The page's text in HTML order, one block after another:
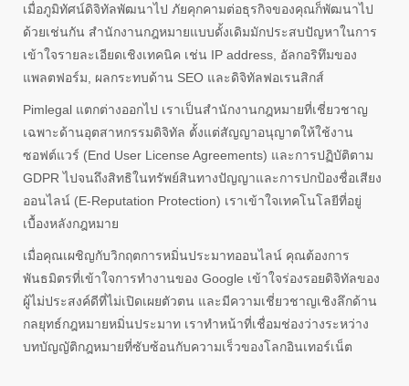
เมื่อภูมิทัศน์ดิจิทัลพัฒนาไป ภัยคุกคามต่อธุรกิจของคุณก็พัฒนาไป
ด้วยเช่นกัน สำนักงานกฎหมายแบบดั้งเดิมมักประสบปัญหาในการ
เข้าใจรายละเอียดเชิงเทคนิค เช่น IP address, อัลกอริทึมของ
แพลตฟอร์ม, ผลกระทบด้าน SEO และดิจิทัลฟอเรนสิกส์
Pimlegal แตกต่างออกไป เราเป็นสำนักงานกฎหมายที่เชี่ยวชาญ
เฉพาะด้านอุตสาหกรรมดิจิทัล ตั้งแต่สัญญาอนุญาตให้ใช้งาน
ซอฟต์แวร์ (End User License Agreements) และการปฏิบัติตาม
GDPR ไปจนถึงสิทธิในทรัพย์สินทางปัญญาและการปกป้องชื่อเสียง
ออนไลน์ (E-Reputation Protection) เราเข้าใจเทคโนโลยีที่อยู่
เบื้องหลังกฎหมาย
เมื่อคุณเผชิญกับวิกฤตการหมิ่นประมาทออนไลน์ คุณต้องการ
พันธมิตรที่เข้าใจการทำงานของ Google เข้าใจร่องรอยดิจิทัลของ
ผู้ไม่ประสงค์ดีที่ไม่เปิดเผยตัวตน และมีความเชี่ยวชาญเชิงลึกด้าน
กลยุทธ์กฎหมายหมิ่นประมาท เราทำหน้าที่เชื่อมช่องว่างระหว่าง
บทบัญญัติกฎหมายที่ซับซ้อนกับความเร็วของโลกอินเทอร์เน็ต